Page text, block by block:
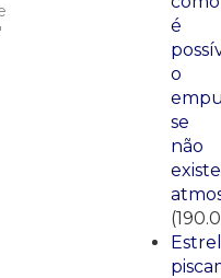
é
o
se
não
existe